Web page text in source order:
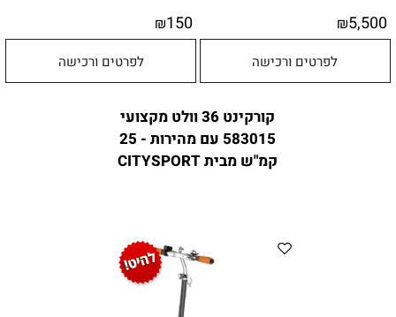
₪5,500
לפרטים ורכישה
₪150
לפרטים ורכישה
קורקינט 36 וולט מקצועי
583015 עם מהירות - 25
קמ"ש מבית CITYSPORT